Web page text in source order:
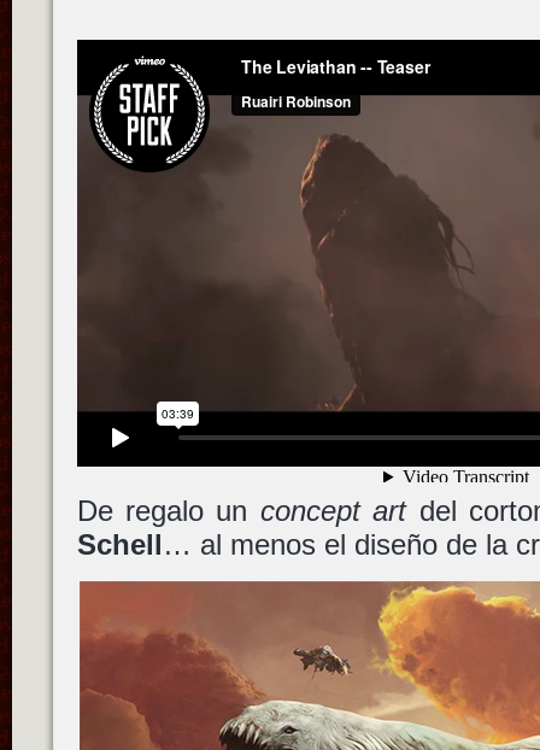
De regalo un concept artdel
Schell… al menos el diseño de la